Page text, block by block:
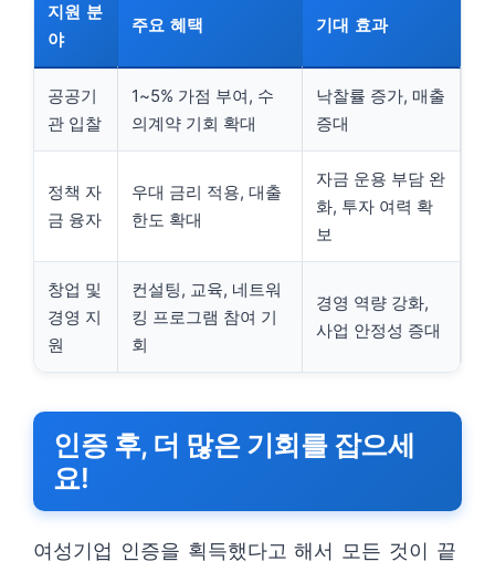
지원 분
야
주요 혜택 기대 효과
공공기
관 입찰
1~5% 가점 부여, 수
의계약 기회 확대
낙찰률 증가, 매출
증대
정책 자
금 융자
우대 금리 적용, 대출
한도 확대
자금 운용 부담 완
화, 투자 여력 확
보
창업 및
경영 지
원
컨설팅, 교육, 네트워
킹 프로그램 참여 기
회
경영 역량 강화,
사업 안정성 증대
인증 후, 더 많은 기회를 잡으세
요!
여성기업 인증을 획득했다고 해서 모든 것이 끝